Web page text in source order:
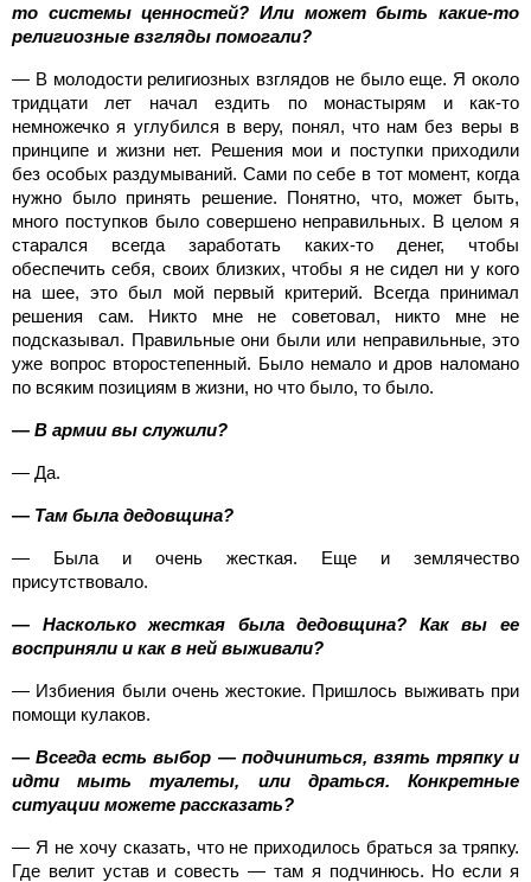
то системы ценностей? Или может быть какие-то
религиозные взгляды помогали?
— В молодости религиозных взглядов не было еще. Я около
тридцати лет начал ездить по монастырям и как-то
немножечко я углубился в веру, понял, что нам без веры в
принципе и жизни нет. Решения мои и поступки приходили
без особых раздумываний. Сами по себе в тот момент, когда
нужно было принять решение. Понятно, что, может быть,
много поступков было совершено неправильных. В целом я
старался всегда заработать каких-то денег, чтобы
обеспечить себя, своих близких, чтобы я не сидел ни у кого
на шее, это был мой первый критерий. Всегда принимал
решения сам. Никто мне не советовал, никто мне не
подсказывал. Правильные они были или неправильные, это
уже вопрос второстепенный. Было немало и дров наломано
по всяким позициям в жизни, но что было, то было.
— В армии вы служили?
— Да.
— Там была дедовщина?
— Была и очень жесткая. Еще и землячество
присутствовало.
— Насколько жесткая была дедовщина? Как вы ее
восприняли и как в ней выживали?
— Избиения были очень жестокие. Пришлось выживать при
помощи кулаков.
— Всегда есть выбор — подчиниться, взять тряпку и
идти мыть туалеты, или драться. Конкретные
ситуации можете рассказать?
— Я не хочу сказать, что не приходилось браться за тряпку.
Где велит устав и совесть — там я подчинюсь. Но если я